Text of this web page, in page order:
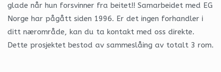
glade når hun forsvinner fra beitet!! Samarbeidet med EG
Norge har pågått siden 1996. Er det ingen forhandler i
ditt nærområde, kan du ta kontakt med oss direkte.
Dette prosjektet bestod av sammeslåing av totalt 3 rom.